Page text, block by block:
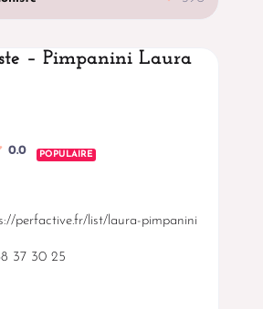
– Pimpanini Laura
0.0 POPULAIRE
perfactive.fr/list/laura-pimpanini
37 30 25